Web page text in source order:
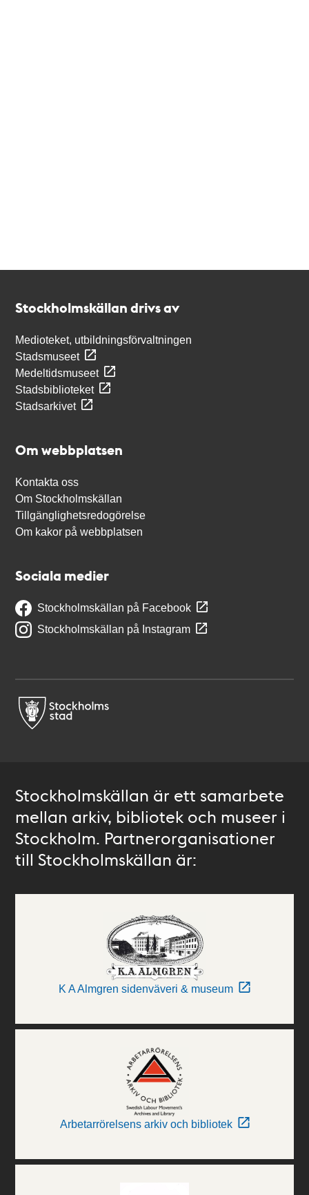
Stockholmskällan drivs av
Medioteket, utbildningsförvaltningen
Stadsmuseet
Medeltidsmuseet
Stadsbiblioteket
Stadsarkivet
Om webbplatsen
Kontakta oss
Om Stockholmskällan
Tillgänglighetsredogörelse
Om kakor på webbplatsen
Sociala medier
Stockholmskällan på Facebook
Stockholmskällan på Instagram
Stockholmskällan är ett samarbete
mellan arkiv, bibliotek och museer i
Stockholm. Partnerorganisationer
till Stockholmskällan är:
K A Almgren sidenväveri & museum
Arbetarrörelsens arkiv och bibliotek